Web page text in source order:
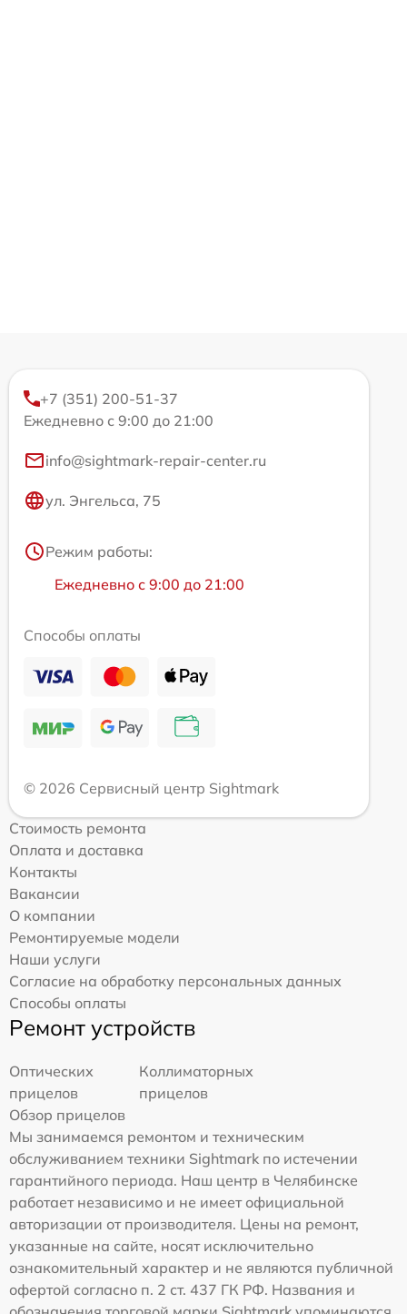
+7 (351) 200-51-37
Ежедневно с 9:00 до 21:00
info@sightmark-repair-center.ru
ул. Энгельса, 75
Режим работы:
Ежедневно с 9:00 до 21:00
Способы оплаты
© 2026 Сервисный центр Sightmark
Стоимость ремонта
Оплата и доставка
Контакты
Вакансии
О компании
Ремонтируемые модели
Наши услуги
Согласие на обработку персональных данных
Способы оплаты
Ремонт устройств
Оптических
прицелов
Коллиматорных
прицелов
Обзор прицелов
Мы занимаемся ремонтом и техническим
обслуживанием техники Sightmark по истечении
гарантийного периода. Наш центр в Челябинске
работает независимо и не имеет официальной
авторизации от производителя. Цены на ремонт,
указанные на сайте, носят исключительно
ознакомительный характер и не являются публичной
офертой согласно п. 2 ст. 437 ГК РФ. Названия и